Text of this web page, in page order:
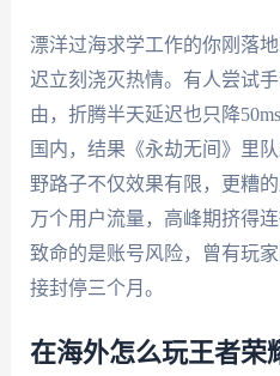
漂洋过海求学工作的你刚落
迟立刻浇灭热情。有人尝试
由，折腾半天延迟也只降
国内，结果《永劫无间》里
野路子不仅效果有限，更糟
万个用户流量，高峰期挤得
致命的是账号风险，曾有玩
接封停三个月。
在海外怎么玩王者荣